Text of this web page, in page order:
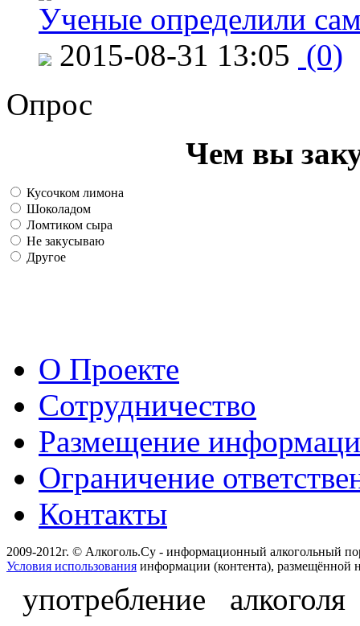
Ученые определили
2015-08-31 13:05 (0)
Опрос
Чем вы
Кусочком лимона
Шоколадом
Ломтиком сыра
Не закусываю
Другое
О Проекте
Сотрудничество
Размещение
Ограничение
Контакты
2009-2012г. © Алкоголь.Су - информационный алкогольный
Условия использования информации (контента), размещённой
употребление